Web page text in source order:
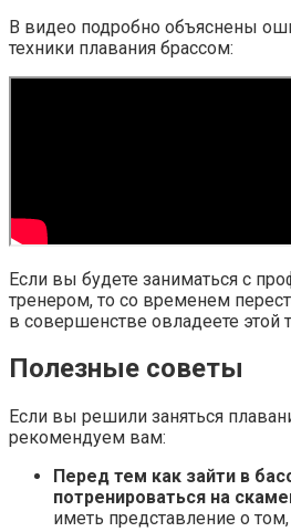
В видео подробно объяснены
техники плавания брассом:
Если вы будете заниматься с
тренером, то со временем
в совершенстве овладеете этой
Полезные советы
Если вы решили заняться
рекомендуем вам:
Перед тем как зайти в
потренироваться на
иметь представление о